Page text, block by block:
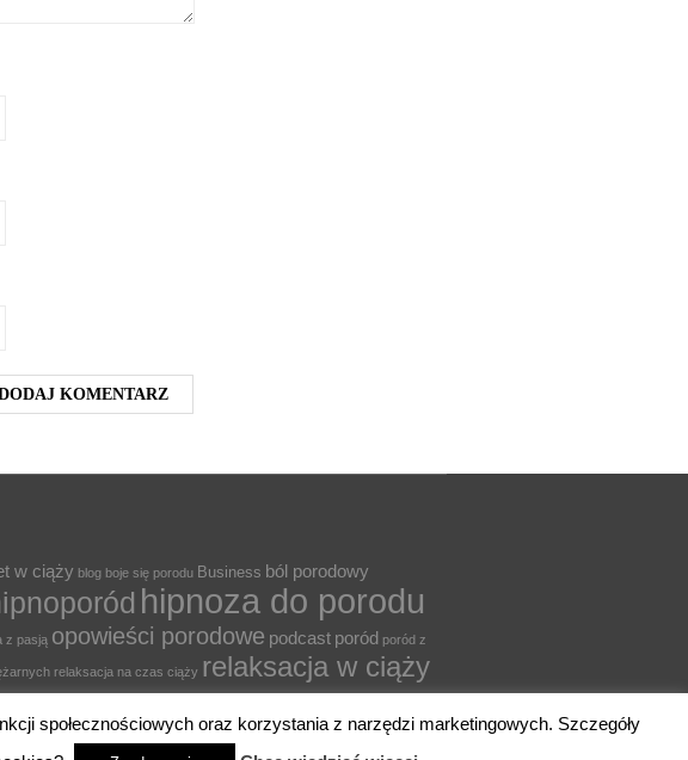
w ciąży blog boje się porodu Business ból porodowy
hipnoza do porodu
z pasją opowieści porodowe podcast poród poród z
relaksacja na czas ciąży relaksacja w ciąży
społecznościowych oraz korzystania z narzędzi marketingowych. Szczegóły